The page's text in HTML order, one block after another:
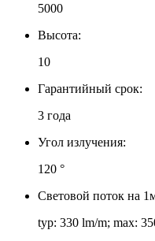
5000
Высота:
10
Гарантийный срок:
3 года
Угол излучения:
120 °
Световой поток на
typ: 330 lm/m; max: